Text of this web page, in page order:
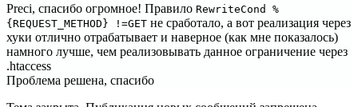
Preci, спасибо огромное! Правило RewriteCond %
{REQUEST_METHOD} !=GET не сработало, а вот реализация через
хуки отлично отрабатывает и наверное (как мне показалось)
намного лучше, чем реализовывать данное ограничение через
.htaccess
Проблема решена, спасибо